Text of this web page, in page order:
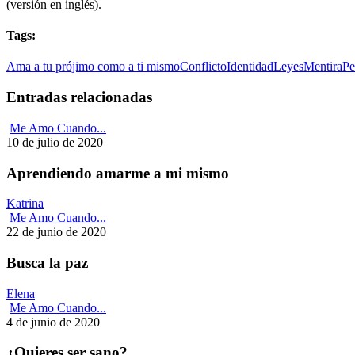
(versión en inglés).
Tags:
Ama a tu prójimo como a ti mismoConflictoIdentidadLeyesMentira
Entradas relacionadas
Me Amo Cuando...
10 de julio de 2020
Aprendiendo amarme a mi mismo
Katrina
Me Amo Cuando...
22 de junio de 2020
Busca la paz
Elena
Me Amo Cuando...
4 de junio de 2020